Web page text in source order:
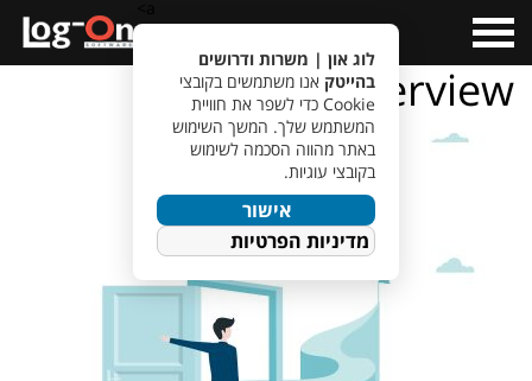
Menu
interview
לוג און | משרות ודרושים
בהייטק אנו משתמשים בקובצי
Cookie כדי לשפר את חוויית
המשתמש שלך. המשך השימוש
באתר מהווה הסכמה לשימוש
בקובצי עוגיות.
אישור
מדיניות הפרטיות